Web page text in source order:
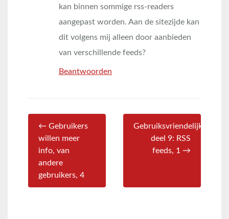
kan binnen sommige rss-readers
aangepast worden. Aan de sitezijde kan
dit volgens mij alleen door aanbieden
van verschillende feeds?
Beantwoorden
← Gebruikers
willen meer
info, van
andere
gebruikers, 4
Gebruiksvriendelijkheid
deel 9: RSS
feeds, 1 →